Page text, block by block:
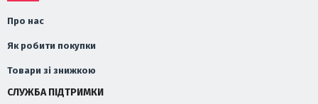
Про нас
Як робити покупки
Товари зі знижкою
СЛУЖБА ПІДТРИМКИ